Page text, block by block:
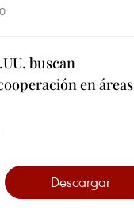
buscan
en áreas
Descargar